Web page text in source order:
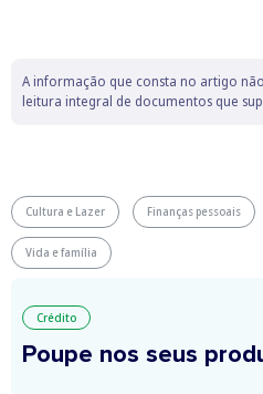
A informação que consta no artigo
leitura integral de documentos que
Cultura e Lazer Finanças pessoais
Vida e família
Crédito
Poupe nos seus